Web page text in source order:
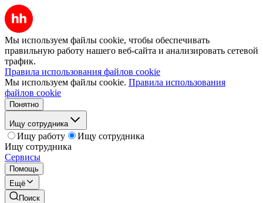
Мы используем файлы cookie, чтобы обеспечивать
правильную работу нашего веб-сайта и анализировать сетевой
трафик.
Правила использования файлов cookie
Мы используем файлы cookie. Правила использования
файлов cookie
Понятно
Ищу сотрудника
Ищу работу
Ищу сотрудника
Ищу сотрудника
Сервисы
Помощь
Ещё
Поиск